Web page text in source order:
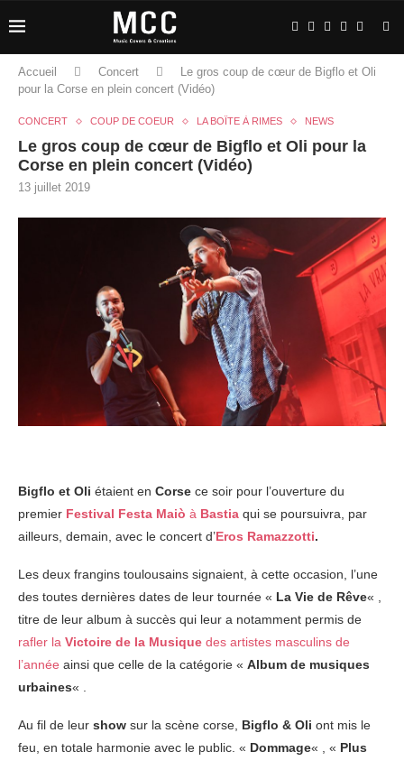
Accueil Concert
Le gros coup de cœur de Bigflo et Oli
pour la Corse en plein concert (Vidéo)
CONCERT COUP DE COEUR LA BOÎTE À RIMES NEWS
Le gros coup de cœur de Bigflo et Oli pour la
Corse en plein concert (Vidéo)
13 juillet 2019
Bigflo et Oli étaient en Corse ce soir pour l’ouverture du
premier Festival Festa Maiò à Bastia qui se poursuivra, par
ailleurs, demain, avec le concert d’Eros Ramazzotti.
Les deux frangins toulousains signaient, à cette occasion, l’une
des toutes dernières dates de leur tournée « La Vie de Rêve« ,
titre de leur album à succès qui leur a notamment permis de
rafler la Victoire de la Musique des artistes masculins de
l’année ainsi que celle de la catégorie « Album de musiques
urbaines« .
Au fil de leur show sur la scène corse, Bigflo & Oli ont mis le
feu, en totale harmonie avec le public. « Dommage« , « Plus